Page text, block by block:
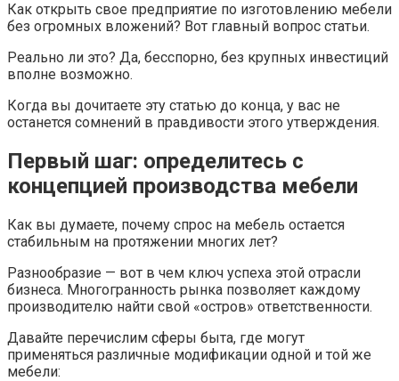
Как открыть свое предприятие по изготовлению мебели
без огромных вложений? Вот главный вопрос статьи.
Реально ли это? Да, бесспорно, без крупных инвестиций
вполне возможно.
Когда вы дочитаете эту статью до конца, у вас не
останется сомнений в правдивости этого утверждения.
Первый шаг: определитесь с
концепцией производства мебели
Как вы думаете, почему спрос на мебель остается
стабильным на протяжении многих лет?
Разнообразие — вот в чем ключ успеха этой отрасли
бизнеса. Многогранность рынка позволяет каждому
производителю найти свой «остров» ответственности.
Давайте перечислим сферы быта, где могут
применяться различные модификации одной и той же
мебели: